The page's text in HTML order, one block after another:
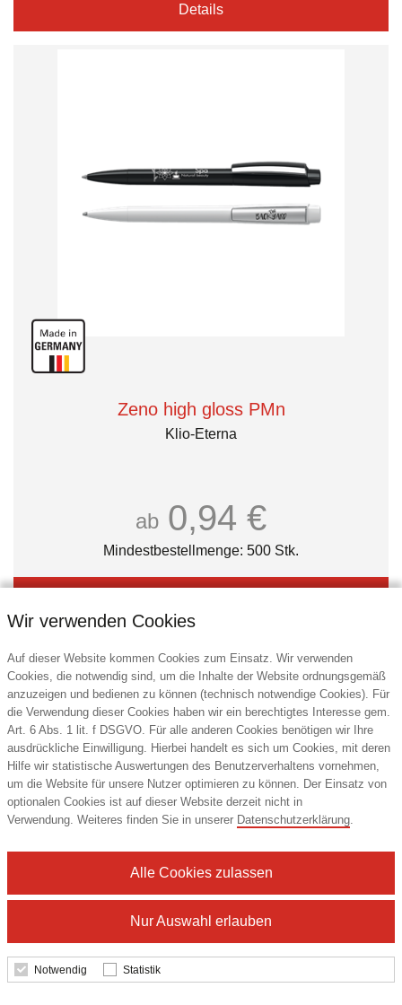
Details
Zeno high gloss PMn
Klio-Eterna
ab 0,94 €
Mindestbestellmenge: 500 Stk.
Wir verwenden Cookies
Auf dieser Website kommen Cookies zum Einsatz. Wir verwenden
Cookies, die notwendig sind, um die Inhalte der Website ordnungsgemäß
anzuzeigen und bedienen zu können (technisch notwendige Cookies). Für
die Verwendung dieser Cookies haben wir ein berechtigtes Interesse gem.
Art. 6 Abs. 1 lit. f DSGVO. Für alle anderen Cookies benötigen wir Ihre
ausdrückliche Einwilligung. Hierbei handelt es sich um Cookies, mit deren
Hilfe wir statistische Auswertungen des Benutzerverhaltens vornehmen,
um die Website für unsere Nutzer optimieren zu können. Der Einsatz von
optionalen Cookies ist auf dieser Website derzeit nicht in
Verwendung. Weiteres finden Sie in unserer Datenschutzerklärung.
Nur Auswahl erlauben
Alle Cookies zulassen
Notwendig Statistik